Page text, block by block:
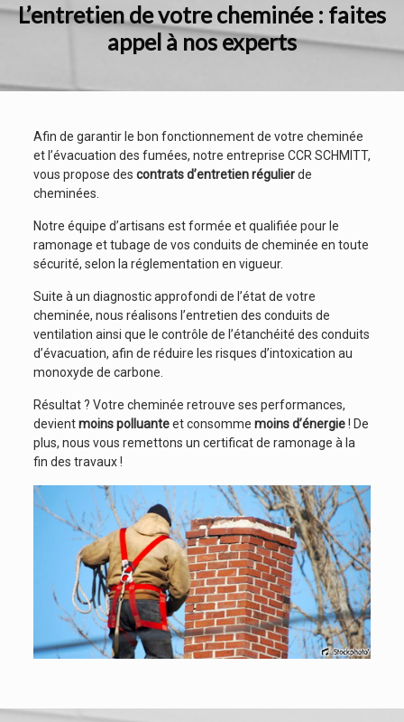
L’entretien de votre cheminée : faites
appel à nos experts
Afin de garantir le bon fonctionnement de votre cheminée
et l’évacuation des fumées, notre entreprise CCR SCHMITT,
vous propose des contrats d’entretien régulierde
cheminées.
Notre équipe d’artisans est formée et qualifiée pour le
ramonage et tubage de vos conduits de cheminée en toute
sécurité, selon la réglementation en vigueur.
Suite à un diagnostic approfondi de l’état de votre
cheminée, nous réalisons l’entretien des conduits de
ventilation ainsi que le contrôle de l’étanchéité des conduits
d’évacuation, afin de réduire les risques d’intoxication au
monoxyde de carbone.
Résultat ? Votre cheminée retrouve ses performances,
devientmoins polluanteet consomme moins d’énergie! De
plus, nous vous remettons un certificat de ramonage à la
fin des travaux !